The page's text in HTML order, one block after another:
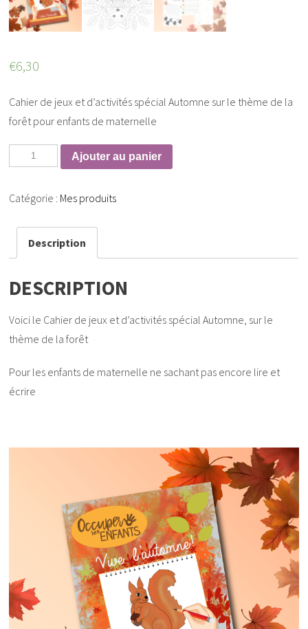
€6,30
Cahier de jeux et d’activités spécial Automne sur le thème de la
forêt pour enfants de maternelle
Ajouter au panier
Catégorie : Mes produits
Description
DESCRIPTION
Voici le Cahier de jeux et d’activités spécial Automne, sur le
thème de la forêt
Pour les enfants de maternelle ne sachant pas encore lire et
écrire